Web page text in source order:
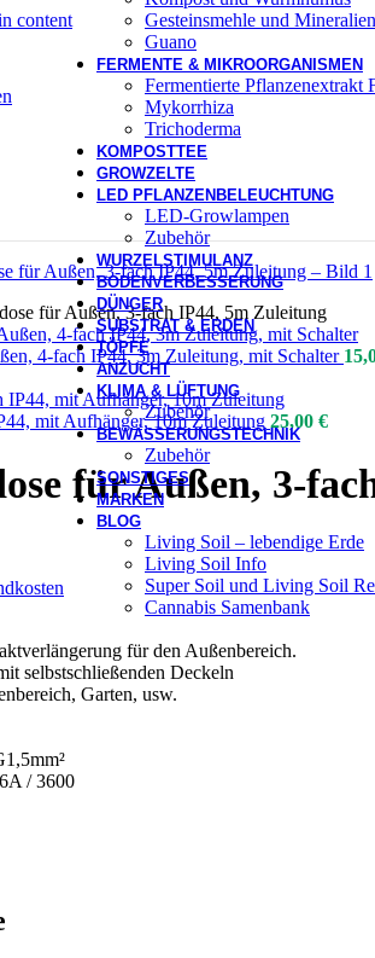
content
Gesteinsmehle und Mineralien
Guano
FERMENTE & MIKROORGANISMEN
Fermentierte Pflanzenextrakt
Mykorrhiza
Trichoderma
KOMPOSTTEE
GROWZELTE
LED PFLANZENBELEUCHTUNG
LED-Growlampen
Zubehör
WURZELSTIMULANZ
BODENVERBESSERUNG
DÜNGER
SUBSTRAT & ERDEN
TÖPFE
ANZUCHT
KLIMA & LÜFTUNG
Zubehör
BEWÄSSERUNGSTECHNIK
Zubehör
SONSTIGES
MARKEN
BLOG
Living Soil – lebendige Erde
Living Soil Info
Super Soil und Living Soil
Cannabis Samenbank
für Außen, 3-fach IP44, 5m Zuleitung
4-fach IP44, 3m Zuleitung, mit Schalter
mit Aufhänger, 10m Zuleitung 25,00 €
für Außen, 3-
für den Außenbereich.
selbstschließenden Deckeln
Garten, usw.
/ 3600